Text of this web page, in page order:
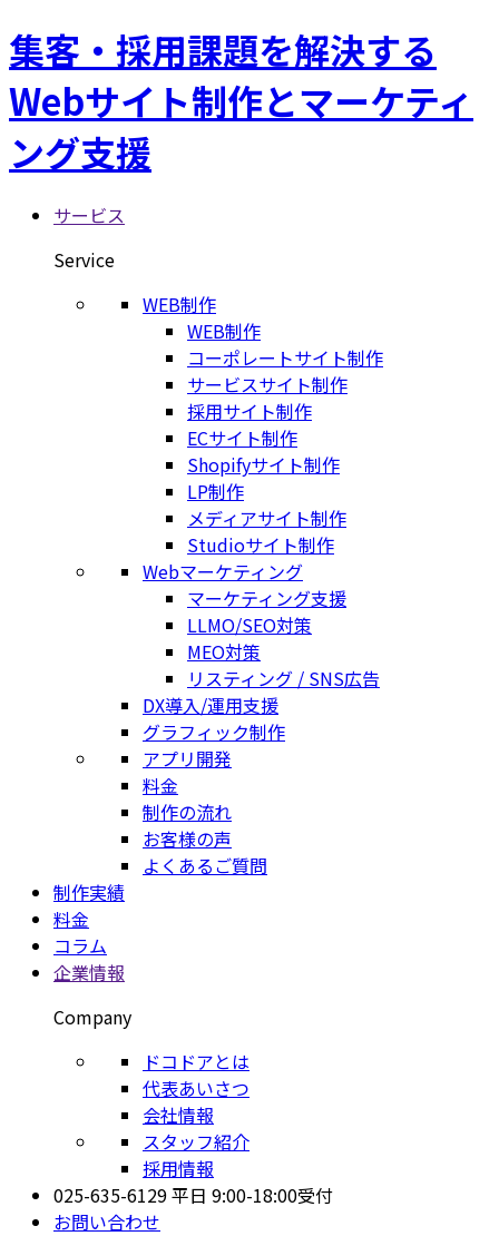
集客・採用課題を解決する
Webサイト制作とマーケティ
ング支援
サービス
Service
WEB制作
WEB制作
コーポレートサイト制作
サービスサイト制作
採用サイト制作
ECサイト制作
Shopifyサイト制作
LP制作
メディアサイト制作
Studioサイト制作
Webマーケティング
マーケティング支援
LLMO/SEO対策
MEO対策
リスティング / SNS広告
DX導入/運用支援
グラフィック制作
アプリ開発
料金
制作の流れ
お客様の声
よくあるご質問
制作実績
料金
コラム
企業情報
Company
ドコドアとは
代表あいさつ
会社情報
スタッフ紹介
採用情報
025-635-6129平日 9:00-18:00受付
お問い合わせ